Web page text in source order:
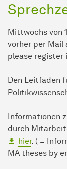
Mittwochs von
vorher per Mail
please register
Den Leitfaden
Informationen
durch
hier. ( =
MA theses by